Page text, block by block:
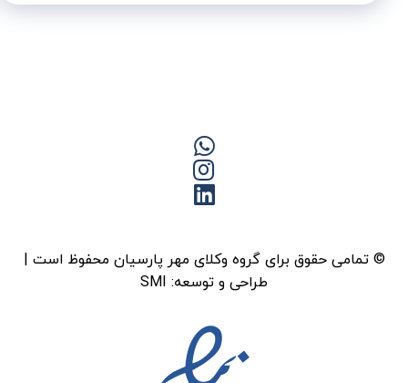
© تمامی حقوق برای گروه وکلای مهر پارسیان محفوظ است |
طراحی و توسعه: SMI